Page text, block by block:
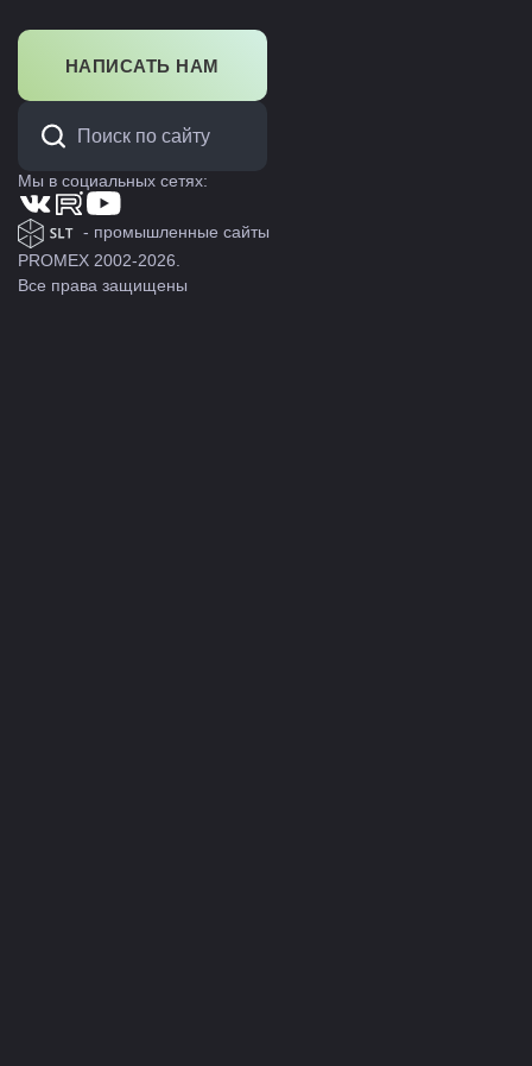
НАПИСАТЬ НАМ
Мы в социальных сетях:
- промышленные сайты
PROMEX 2002-2026.
Все права защищены